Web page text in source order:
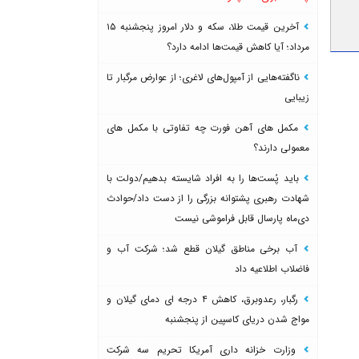
آخرین قیمت طلا، سکه و دلار امروز پنجشنبه ۱۵
مرداد؛ آیا کاهش قیمت‌ها ادامه دارد؟
ناگفته‌هایی از آمپول‌های لاغری؛ از عوارض مرگبار تا
زیبایی
مکمل های آهن فورت چه تفاوتی با مکمل های
معمولی دارند؟
باید پُست‌ها را به افراد شایسته بدهیم/دولت با
شهادت رهبری پشتوانه بزرگی را از دست داد/حوادث
دی‌ماه پارسال قابل فراموشی نیست
آب برخی مناطق گیلان قطع شد؛ شرکت آب و
فاضلاب اطلاعیه داد
رگبار، رعدوبرق، کاهش ۴ درجه ای دمای گیلان و
مواج شدن دریای کاسپین از پنجشنبه
وزارت خزانه داری آمریکا تحریم سه شرکت